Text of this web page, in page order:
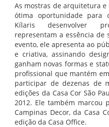
As mostras de arquitetura
ótima oportunidade para
Kílaris desenvolver
representam a essência
evento, ele apresenta ao
e criativa, assinando
ganham novas formas e
profissional que mantém
participar de dezenas de
edições da Casa Cor São
2012. Ele também marcou
Campinas Decor, da Casa
edição da Casa Office.